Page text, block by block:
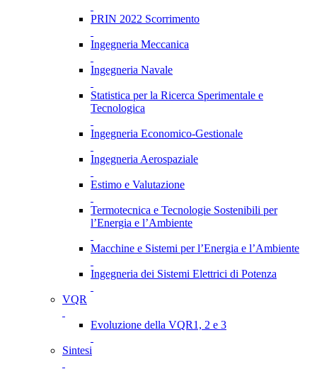
PRIN 2022 Scorrimento
Ingegneria Meccanica
Ingegneria Navale
Statistica per la Ricerca Sperimentale e
Tecnologica
Ingegneria Economico-Gestionale
Ingegneria Aerospaziale
Estimo e Valutazione
Termotecnica e Tecnologie Sostenibili per
l’Energia e l’Ambiente
Macchine e Sistemi per l’Energia e l’Ambiente
Ingegneria dei Sistemi Elettrici di Potenza
VQR
Evoluzione della VQR1, 2 e 3
Sintesi